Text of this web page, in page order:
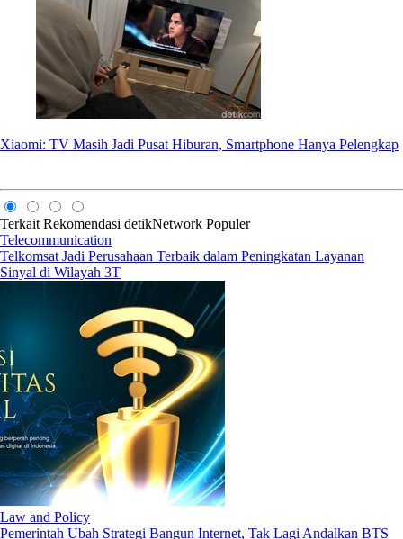
Xiaomi: TV Masih Jadi Pusat Hiburan, Smartphone Hanya Pelengkap
Terkait Rekomendasi detikNetwork Populer
Telecommunication
Telkomsat Jadi Perusahaan Terbaik dalam Peningkatan Layanan
Sinyal di Wilayah 3T
Law and Policy
Pemerintah Ubah Strategi Bangun Internet, Tak Lagi Andalkan BTS